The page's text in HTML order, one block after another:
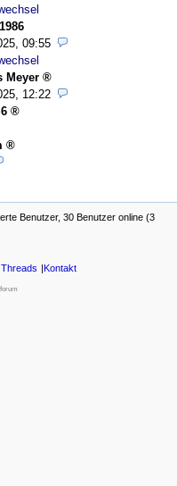
09:55
Meyer
12:22
Benutzer, 30 Benutzer online (3
Kontakt